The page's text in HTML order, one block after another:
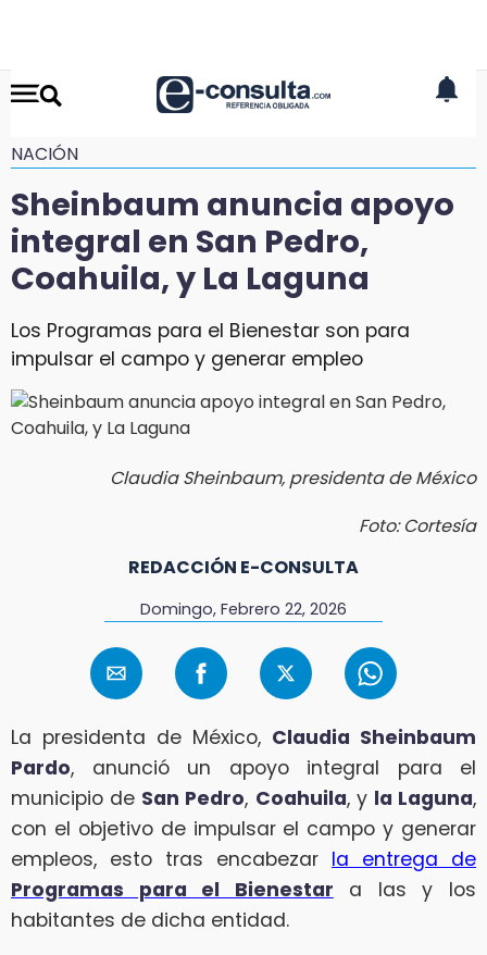
NACIÓN
Sheinbaum anuncia apoyo
integral en San Pedro,
Coahuila, y La Laguna
Los Programas para el Bienestar son para
impulsar el campo y generar empleo
Claudia Sheinbaum, presidenta de México
Foto: Cortesía
REDACCIÓN E-CONSULTA
Domingo, Febrero 22, 2026
La presidenta de México, Claudia Sheinbaum
Pardo, anunció un apoyo integral para el
municipio de San Pedro, Coahuila, y la Laguna,
con el objetivo de impulsar el campo y generar
empleos, esto tras encabezar la entrega de
Programas para el Bienestar a las y los
habitantes de dicha entidad.